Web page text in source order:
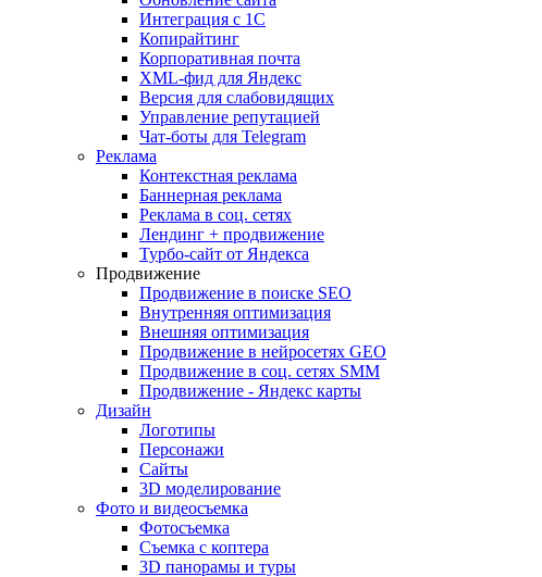
Интеграция с 1С
Копирайтинг
Корпоративная почта
XML-фид для Яндекс
Версия для слабовидящих
Управление репутацией
Чат-боты для Telegram
Реклама
Контекстная реклама
Баннерная реклама
Реклама в соц. сетях
Лендинг + продвижение
Турбо-сайт от Яндекса
Продвижение
Продвижение в поиске SEO
Внутренняя оптимизация
Внешняя оптимизация
Продвижение в нейросетях GEO
Продвижение в соц. сетях SMM
Продвижение - Яндекс карты
Дизайн
Логотипы
Персонажи
Сайты
3D моделирование
Фото и видеосъемка
Фотосъемка
Съемка с коптера
3D панорамы и туры